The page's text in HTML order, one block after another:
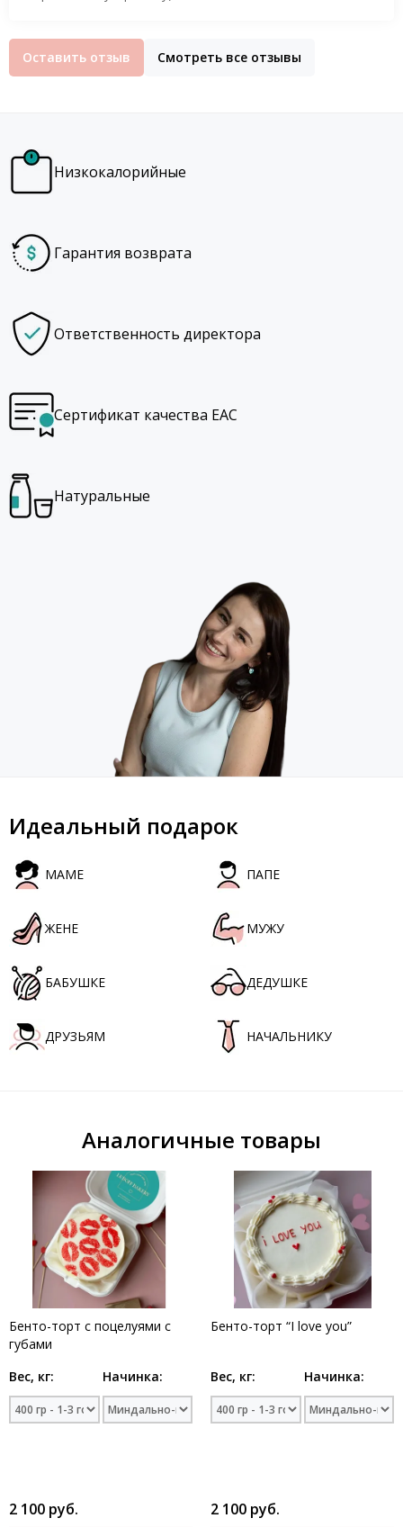
Оставить отзыв Смотреть все отзывы
Низкокалорийные
Гарантия возврата
Ответственность директора
Сертификат качества EAC
Натуральные
Идеальный подарок
МАМЕ ПАПЕ
ЖЕНЕ МУЖУ
БАБУШКЕ ДЕДУШКЕ
ДРУЗЬЯМ НАЧАЛЬНИКУ
Аналогичные товары
Бенто-торт с поцелуями с
губами
Вес, кг:
Начинка:
2 100 руб.
Бенто-торт “I love you”
Вес, кг: Начинка:
2 100 руб.